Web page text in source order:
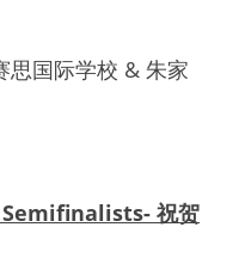
思国际学校 & 朱家
祝贺